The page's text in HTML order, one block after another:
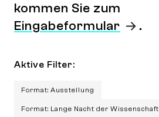
kommen Sie zum
Eingabeformular
.
Aktive Filter:
Format: Ausstellung
Format: Lange Nacht der Wissenschaft